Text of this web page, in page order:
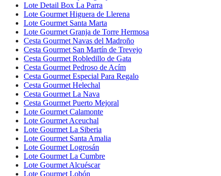
Lote Detail Box La Parra
Lote Gourmet Higuera de Llerena
Lote Gourmet Santa Marta
Lote Gourmet Granja de Torre Hermosa
Cesta Gourmet Navas del Madroño
Cesta Gourmet San Martín de Trevejo
Cesta Gourmet Robledillo de Gata
Cesta Gourmet Pedroso de Acím
Cesta Gourmet Especial Para Regalo
Cesta Gourmet Helechal
Cesta Gourmet La Nava
Cesta Gourmet Puerto Mejoral
Lote Gourmet Calamonte
Lote Gourmet Aceuchal
Lote Gourmet La Siberia
Lote Gourmet Santa Amalia
Lote Gourmet Logrosán
Lote Gourmet La Cumbre
Lote Gourmet Alcuéscar
Lote Gourmet Lobón